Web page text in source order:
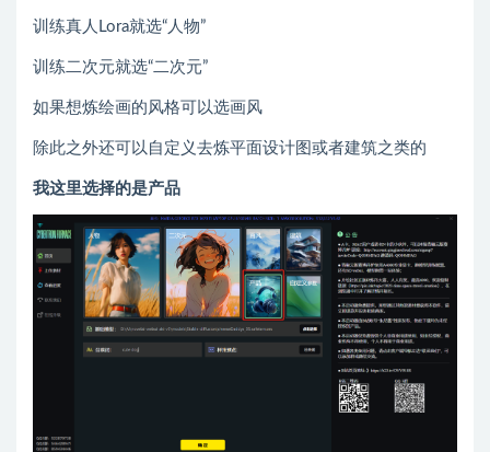
训练真人Lora就选“人物”
训练二次元就选“二次元”
如果想炼绘画的风格可以选画风
除此之外还可以自定义去炼平面设计图或者建筑之类的
我这里选择的是产品